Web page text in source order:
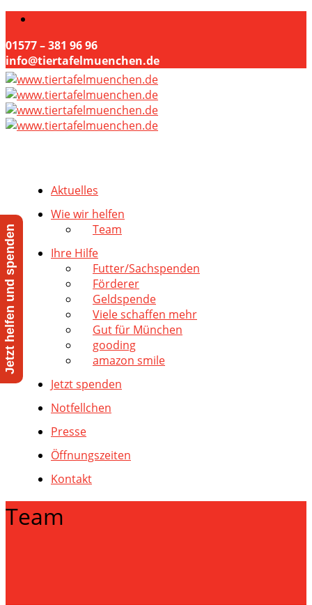
01577 – 381 96 96
info@tiertafelmuenchen.de
Aktuelles
Wie wir helfen
Team
Ihre Hilfe
Futter/Sachspenden
Förderer
Geldspende
Viele schaffen mehr
Gut für München
gooding
amazon smile
Jetzt spenden
Notfellchen
Presse
Öffnungszeiten
Kontakt
Team
Jetzt helfen und spenden